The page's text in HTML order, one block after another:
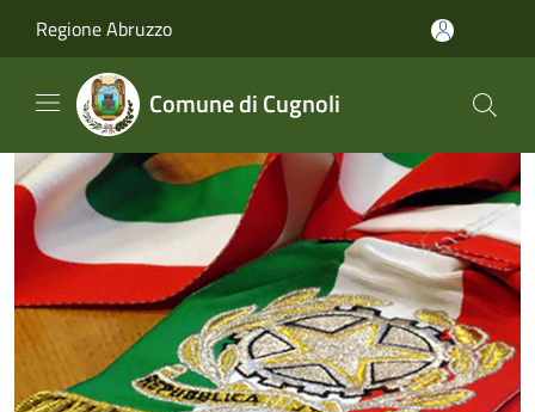
Regione Abruzzo
Comune di Cugnoli